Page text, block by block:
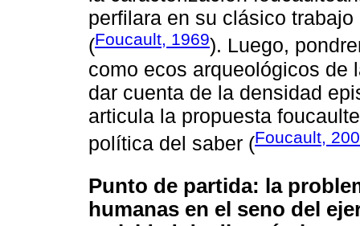
perfilara en su clásico
(Foucault, 1969). Luego,
como ecos arqueológicos de
dar cuenta de la densidad
articula la propuesta
política del saber (Foucault,
Punto de partida: la
humanas en el seno del